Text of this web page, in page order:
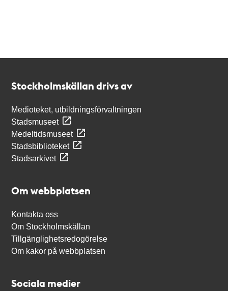
Stockholmskällan drivs av
Medioteket, utbildningsförvaltningen
Stadsmuseet
Medeltidsmuseet
Stadsbiblioteket
Stadsarkivet
Om webbplatsen
Kontakta oss
Om Stockholmskällan
Tillgänglighetsredogörelse
Om kakor på webbplatsen
Sociala medier